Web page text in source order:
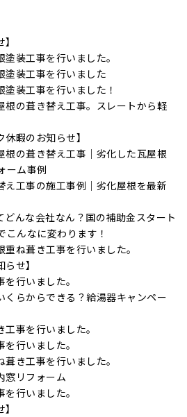
塗装工事を行いました。
塗装工事を行いました
塗装工事を行いました！
根の葺き替え工事。スレートから軽
休暇のお知らせ】
根の葺き替え工事｜劣化した瓦屋根
ーム事例
え工事の施工事例｜劣化屋根を最新
どんな会社なん？国の補助金スタート
こんなに変わります！
重ね葺き工事を行いました。
せ】
行いました。
くらからできる？給湯器キャンペー
事を行いました。
行いました。
き工事を行いました。
窓リフォーム
行いました。